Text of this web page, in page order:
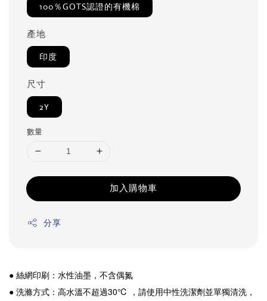
100％GOTS認證的有機棉
產地
印度
尺寸
2Y
數量
加入購物車
分享
● 絲網印刷：水性油墨，不含偶氮
● 洗滌方式：高水溫不超過30℃ ，請使用中性洗潔劑並單獨清洗，